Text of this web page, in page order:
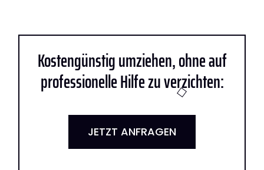
Kostengünstig umziehen, ohne auf
professionelle Hilfe zu verzichten:
JETZT ANFRAGEN